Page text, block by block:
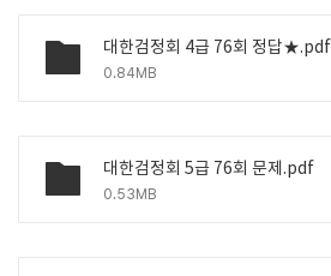
대한검정회 4급 76회 정답★.pdf
0.84MB
대한검정회 5급 76회 문제.pdf
0.53MB